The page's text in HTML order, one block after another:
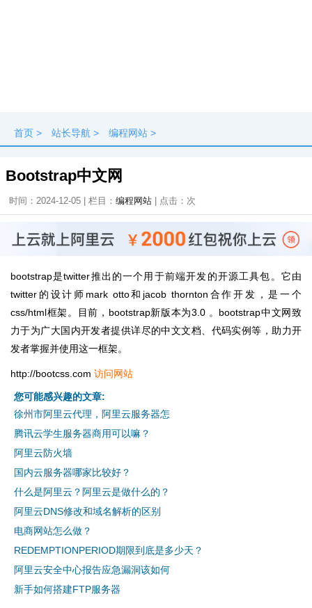
首页 > 站长导航 > 编程网站 >
Bootstrap中文网
时间：2024-12-05 | 栏目： 编程网站 | 点击： 次
bootstrap是twitter推出的一个用于前端开发的开源工具包。它由
twitter的设计师mark otto和jacob thornton合作开发，是一个
css/html框架。目前，bootstrap新版本为3.0 。bootstrap中文网致
力于为广大国内开发者提供详尽的中文文档、代码实例等，助力开
发者掌握并使用这一框架。
http://bootcss.com 访问网站
您可能感兴趣的文章:
徐州市阿里云代理，阿里云服务器怎
腾讯云学生服务器商用可以嘛？
阿里云防火墙
国内云服务器哪家比较好？
什么是阿里云？阿里云是做什么的？
阿里云DNS修改和域名解析的区别
电商网站怎么做？
REDEMPTIONPERIOD期限到底是多少天？
阿里云安全中心报告应急漏洞该如何
新手如何搭建FTP服务器